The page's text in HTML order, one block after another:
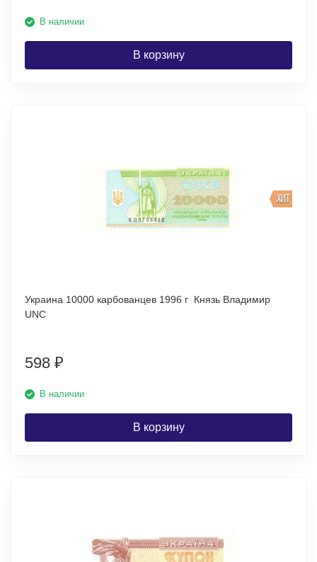
В наличии
В корзину
ХИТ
Украина 10000 карбованцев 1996 г Князь Владимир
UNC
598 ₽
В наличии
В корзину